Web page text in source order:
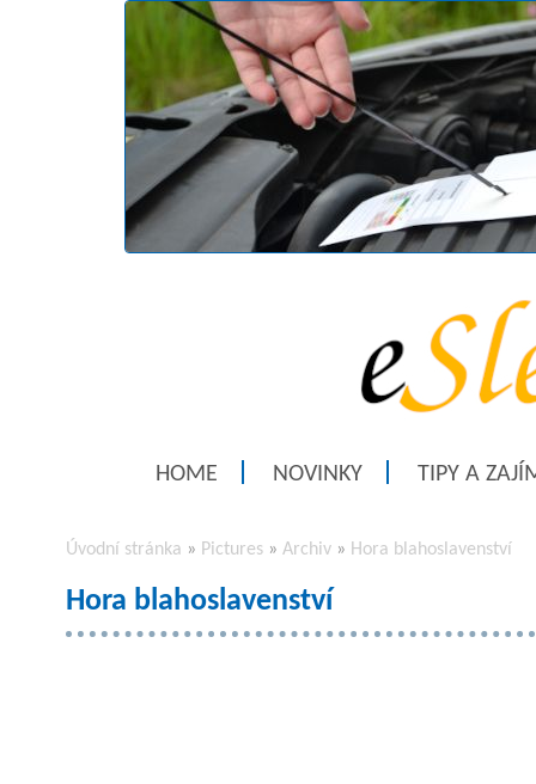
HOME NOVINKY TIPY A
Úvodní stránka » Pictures » Archiv » Hora blahoslavenství
Hora blahoslavenství